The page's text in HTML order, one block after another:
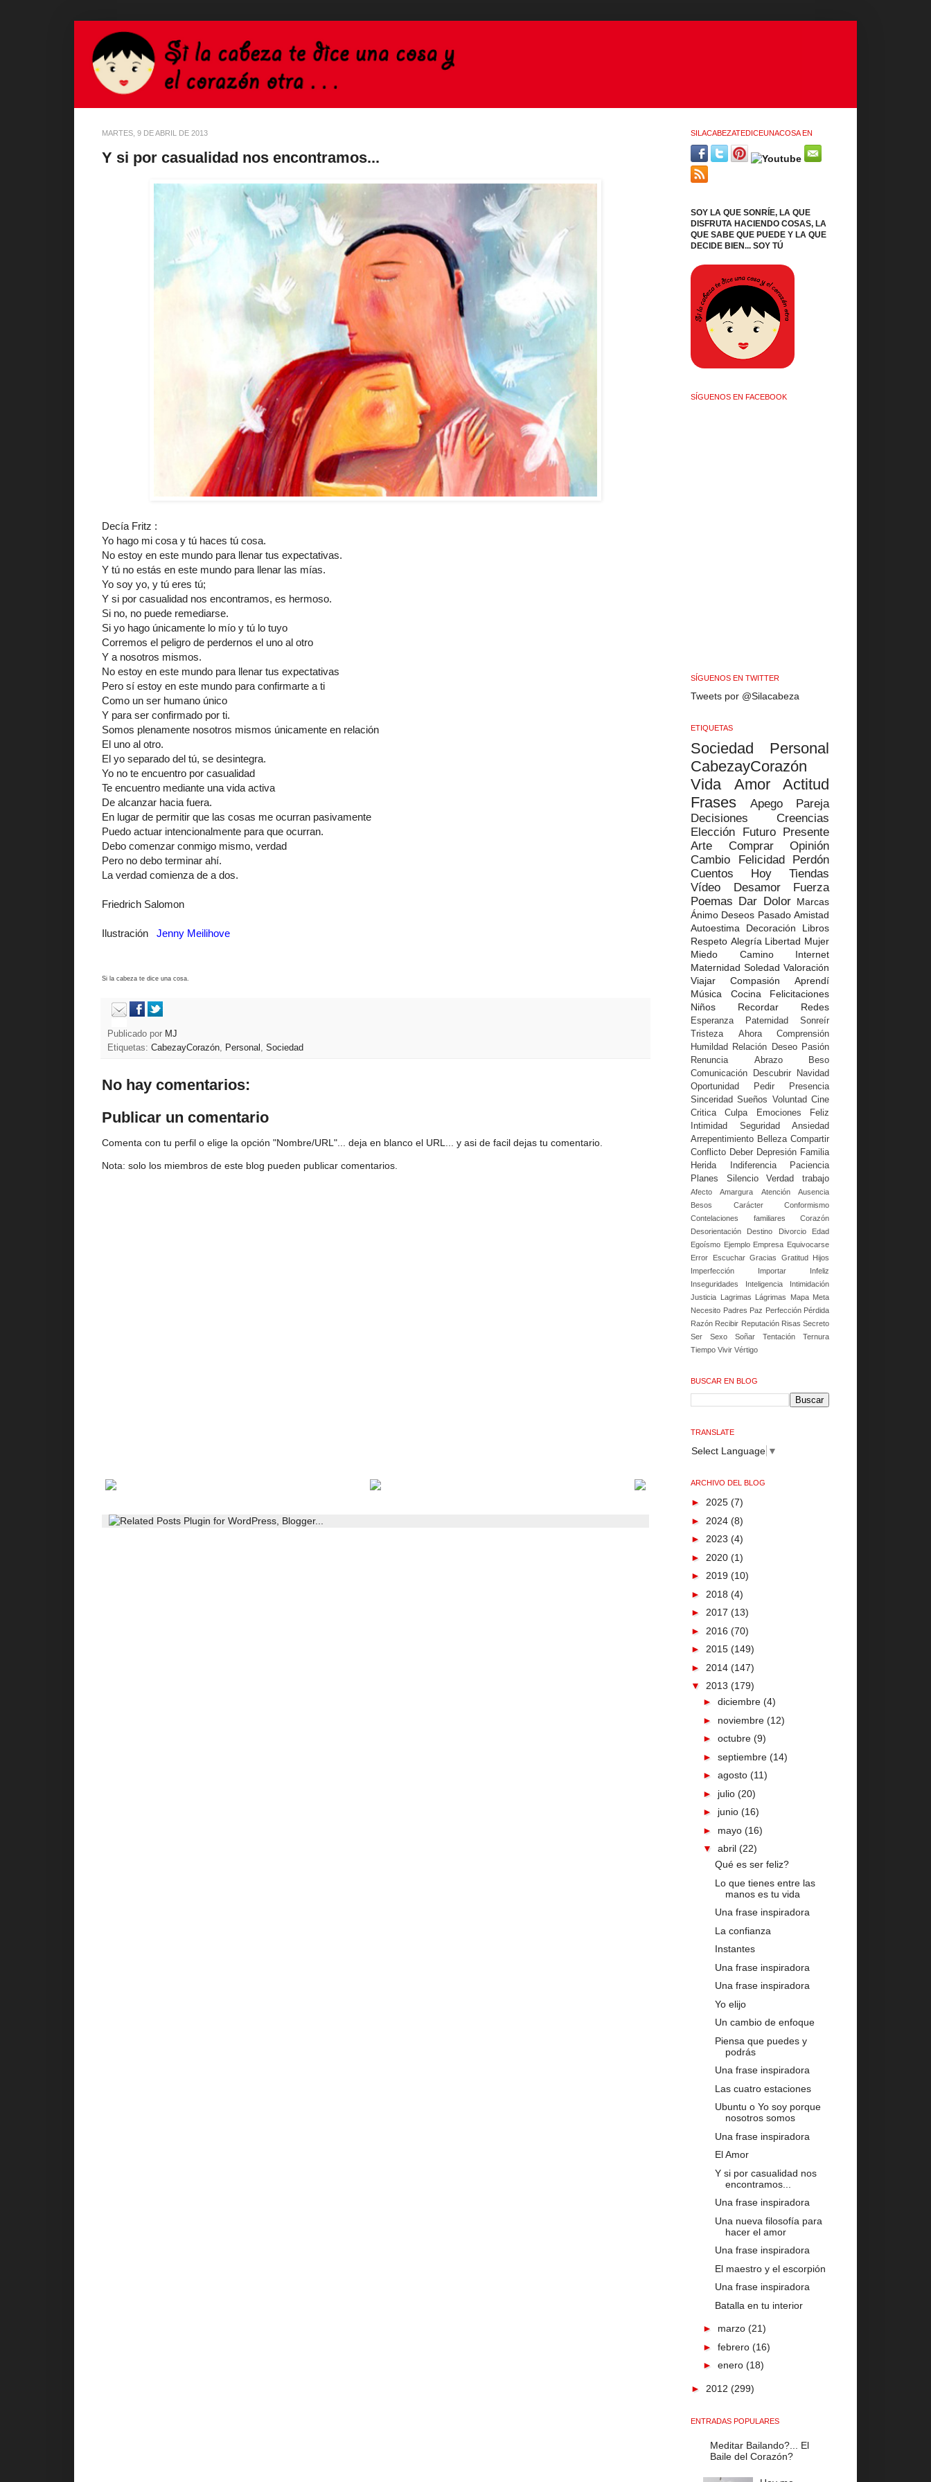
MARTES, 9 DE ABRIL DE 2013
Y si por casualidad nos encontramos...
Decía Fritz :
Yo hago mi cosa y tú haces tú cosa.
No estoy en este mundo para llenar tus expectativas.
Y tú no estás en este mundo para llenar las mías.
Yo soy yo, y tú eres tú;
Y si por casualidad nos encontramos, es hermoso.
Si no, no puede remediarse.
Si yo hago únicamente lo mío y tú lo tuyo
Corremos el peligro de perdernos el uno al otro
Y a nosotros mismos.
No estoy en este mundo para llenar tus expectativas
Pero sí estoy en este mundo para confirmarte a ti
Como un ser humano único
Y para ser confirmado por ti.
Somos plenamente nosotros mismos únicamente en relación
El uno al otro.
El yo separado del tú, se desintegra.
Yo no te encuentro por casualidad
Te encuentro mediante una vida activa
De alcanzar hacia fuera.
En lugar de permitir que las cosas me ocurran pasivamente
Puedo actuar intencionalmente para que ocurran.
Debo comenzar conmigo mismo, verdad
Pero no debo terminar ahí.
La verdad comienza de a dos.
Friedrich Salomon
Ilustración Jenny Meilihove
Si la cabeza te dice una cosa.
Publicado por MJ
Etiquetas: CabezayCorazón, Personal , Sociedad
No hay comentarios:
Publicar un comentario
Comenta con tu perfil o elige la opción "Nombre/URL"... deja en blanco el URL... y asi de facil dejas tu comentario.
Nota: solo los miembros de este blog pueden publicar comentarios.
SILACABEZATEDICEUNACOSA EN
SOY LA QUE SONRÍE, LA QUE
DISFRUTA HACIENDO COSAS, LA
QUE SABE QUE PUEDE Y LA QUE
DECIDE BIEN... SOY TÚ
SÍGUENOS EN FACEBOOK
SÍGUENOS EN TWITTER
Tweets por @Silacabeza
ETIQUETAS
Sociedad
Personal
CabezayCorazón
Vida
Amor
Actitud
Frases
Apego
Pareja
Decisiones
Creencias
Elección
Futuro
Presente
Arte
Comprar
Opinión
Cambio
Felicidad
Perdón
Cuentos
Hoy
Tiendas
Vídeo
Desamor
Fuerza
Poemas Dar Dolor Marcas
Ánimo Deseos Pasado Amistad
Autoestima
Decoración
Libros
Respeto Alegría Libertad Mujer
Miedo
Camino
Internet
Maternidad Soledad Valoración
Viajar
Compasión
Aprendí
Música
Cocina
Felicitaciones
Niños
Recordar Redes
Esperanza Paternidad
Sonreír
Tristeza
Ahora
Comprensión
Humildad
Relación Deseo Pasión
Renuncia
Abrazo
Beso
Comunicación
Descubrir
Navidad
Oportunidad
Pedir
Presencia
Sinceridad Sueños Voluntad Cine
Critica
Culpa Emociones
Feliz
Intimidad
Seguridad
Ansiedad
Arrepentimiento Belleza Compartir
Conflicto Deber Depresión Familia
Herida
Indiferencia
Paciencia
Planes
Silencio Verdad trabajo
Afecto Amargura Atención
Ausencia
Besos
Carácter
Conformismo
Contelaciones familiares
Corazón
Desorientación
Destino Divorcio
Edad
Egoísmo Ejemplo Empresa Equivocarse
Error
Escuchar Gracias Gratitud
Hijos
Imperfección
Importar
Infeliz
Inseguridades
Inteligencia
Intimidación
Justicia Lagrimas Lágrimas Mapa Meta
Necesito Padres Paz Perfección Pérdida
Razón Recibir Reputación Risas Secreto
Ser
Sexo Soñar Tentación
Ternura
Tiempo Vivir Vértigo
BUSCAR EN BLOG
TRANSLATE
Select Language ▼
ARCHIVO DEL BLOG
► 2025 (7)
► 2024 (8)
► 2023 (4)
► 2020 (1)
► 2019 (10)
► 2018 (4)
► 2017 (13)
► 2016 (70)
► 2015 (149)
► 2014 (147)
▼ 2013 (179)
► diciembre (4)
► noviembre (12)
► octubre (9)
► septiembre (14)
► agosto (11)
► julio (20)
► junio (16)
► mayo (16)
▼ abril (22)
Qué es ser feliz?
Lo que tienes entre las
manos es tu vida
Una frase inspiradora
La confianza
Instantes
Una frase inspiradora
Una frase inspiradora
Yo elijo
Un cambio de enfoque
Piensa que puedes y
podrás
Una frase inspiradora
Las cuatro estaciones
Ubuntu o Yo soy porque
nosotros somos
Una frase inspiradora
El Amor
Y si por casualidad nos
encontramos...
Una frase inspiradora
Una nueva filosofía para
hacer el amor
Una frase inspiradora
El maestro y el escorpión
Una frase inspiradora
Batalla en tu interior
► marzo (21)
► febrero (16)
► enero (18)
► 2012 (299)
ENTRADAS POPULARES
Meditar Bailando?... El
Baile del Corazón?